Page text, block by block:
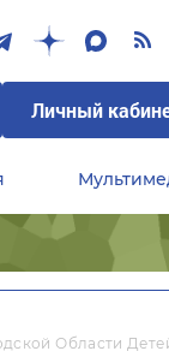
Личный
Области